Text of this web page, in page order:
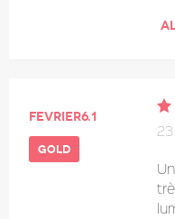
Fevrier6.1
gold